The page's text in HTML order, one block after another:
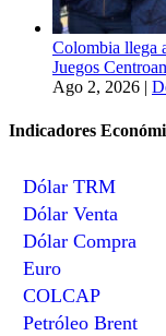
Colombia llega
Juegos
Ago 2, 2026 |
Indicadores
Dólar TRM
Dólar Venta
Dólar Compra
Euro
COLCAP
Petróleo Brent